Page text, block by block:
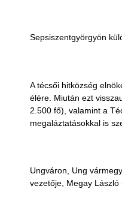
Sepsiszentgyörgyön
A técsői hitközség
élére. Miután ezt
2.500 fő), valamint a
megaláztatásokkal is
Ungváron, Ung
vezetője, Megay